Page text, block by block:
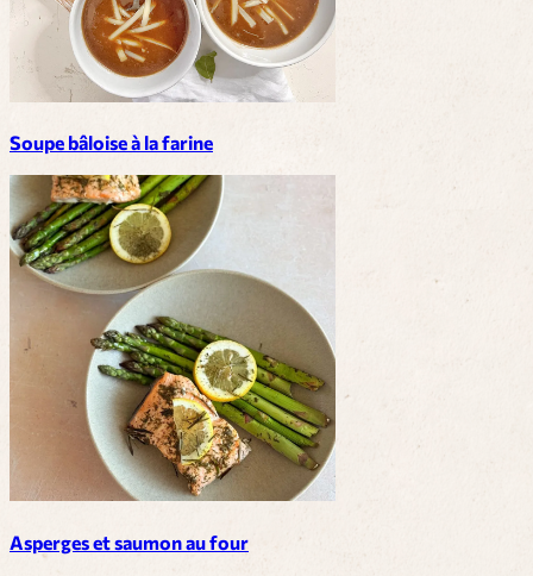
Soupe bâloise à la farine
Asperges et saumon au four